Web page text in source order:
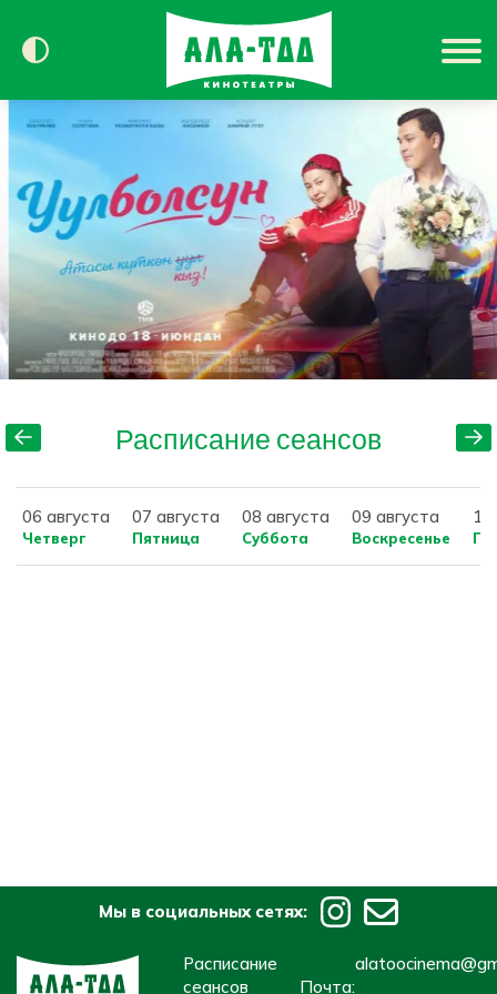
Сегодня в кино
Расписание
Контакты
Расписание сеансов
06 августа
Четверг
07 августа
Пятница
08 августа
Суббота
09 августа
Воскресенье
10
Мы в социальных сетях:
Расписание
сеансов
Почта: